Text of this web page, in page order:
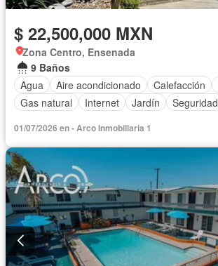
$ 22,500,000 MXN
Zona Centro, Ensenada
9 Baños
Agua
Aire acondicionado Calefacción
Gas natural
Internet Jardín Seguridad
01/07/2026 en - Arco Inmobiliaria 1